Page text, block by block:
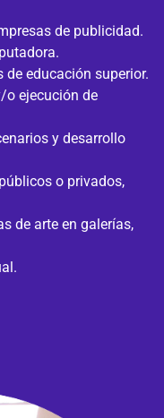
de publicidad.
educación superior.
o ejecución de
y desarrollo
o privados,
de arte en galerías,